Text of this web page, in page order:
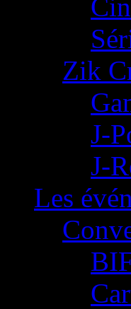
Zik
J-
J-
Les